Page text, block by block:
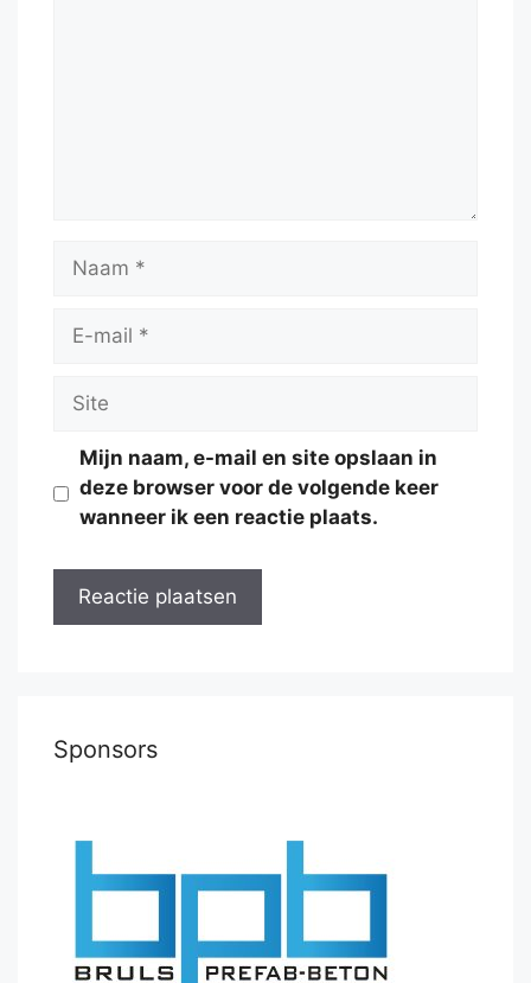
Naam
Site
Mijn naam, e-mail en site opslaan in
deze browser voor de volgende keer
wanneer ik een reactie plaats.
Sponsors